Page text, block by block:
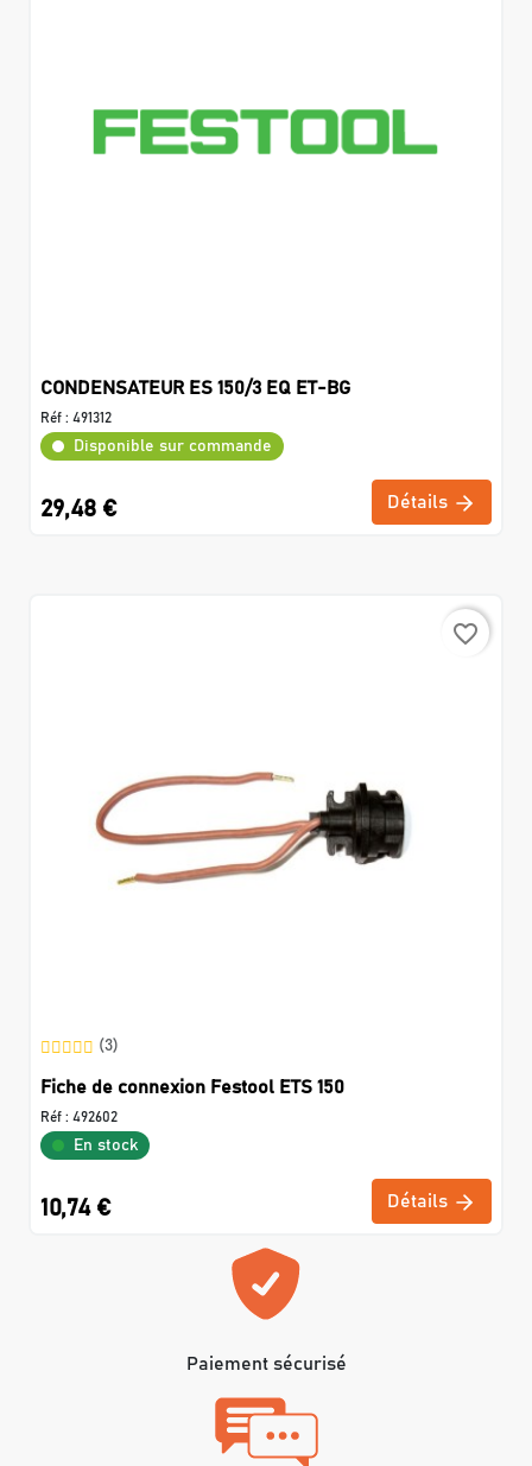
CONDENSATEUR ES 150/3 EQ ET-BG
Réf : 491312
Disponible sur commande
29,48 € Détails
favorite_border
(3)
Fiche de connexion Festool ETS 150
Réf : 492602
En stock
10,74 € Détails
Paiement sécurisé